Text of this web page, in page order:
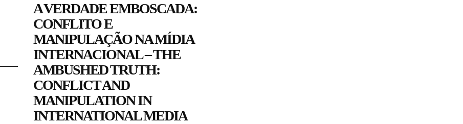
A VERDADE EMBOSCADA:
CONFLITO E
MANIPULAÇÃO NA MÍDIA
INTERNACIONAL – THE
AMBUSHED TRUTH:
CONFLICT AND
MANIPULATION IN
INTERNATIONAL MEDIA